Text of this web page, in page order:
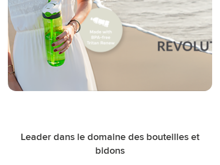
Leader dans le domaine des bouteilles et
bidons